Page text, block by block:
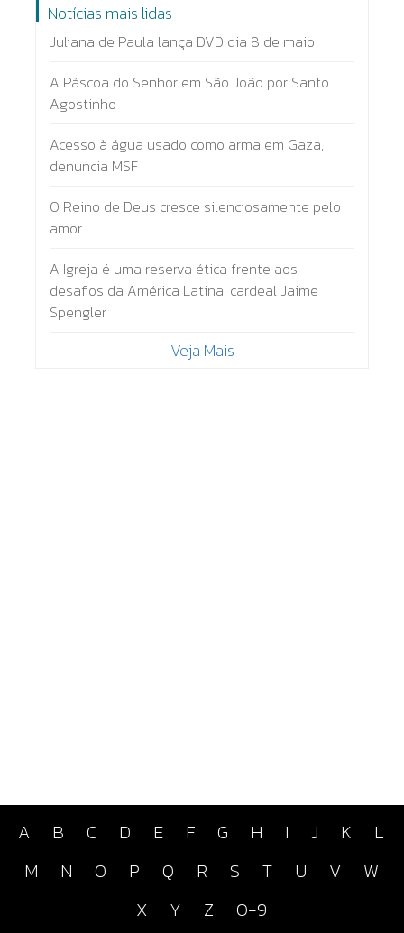
Notícias mais lidas
Juliana de Paula lança DVD dia 8 de maio
A Páscoa do Senhor em São João por Santo
Agostinho
Acesso à água usado como arma em Gaza,
denuncia MSF
O Reino de Deus cresce silenciosamente pelo
amor
A Igreja é uma reserva ética frente aos
desafios da América Latina, cardeal Jaime
Spengler
Veja Mais
A B C D E F G H I J K
L
M
N O P Q R S T U V
W
X
Y Z 0-9